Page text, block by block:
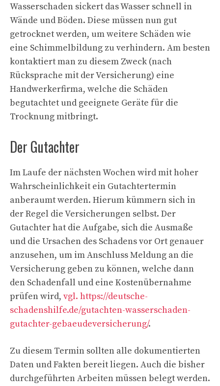
Wasserschaden sickert das Wasser schnell in
Wände und Böden. Diese müssen nun gut
getrocknet werden, um weitere Schäden wie
eine Schimmelbildung zu verhindern. Am besten
kontaktiert man zu diesem Zweck (nach
Rücksprache mit der Versicherung) eine
Handwerkerfirma, welche die Schäden
begutachtet und geeignete Geräte für die
Trocknung mitbringt.
Der Gutachter
Im Laufe der nächsten Wochen wird mit hoher
Wahrscheinlichkeit ein Gutachtertermin
anberaumt werden. Hierum kümmern sich in
der Regel die Versicherungen selbst. Der
Gutachter hat die Aufgabe, sich die Ausmaße
und die Ursachen des Schadens vor Ort genauer
anzusehen, um im Anschluss Meldung an die
Versicherung geben zu können, welche dann
den Schadenfall und eine Kostenübernahme
prüfen wird, vgl. https://deutsche-
schadenshilfe.de/gutachten-wasserschaden-
gutachter-gebaeudeversicherung/.
Zu diesem Termin sollten alle dokumentierten
Daten und Fakten bereit liegen. Auch die bisher
durchgeführten Arbeiten müssen belegt werden.